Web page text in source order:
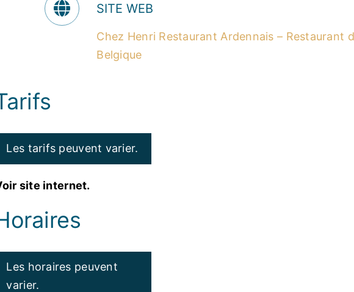
SITE WEB
Chez Henri Restaurant Ardennais – Restaurant
Belgique
Les tarifs peuvent varier.
site internet.
Les horaires peuvent
varier.